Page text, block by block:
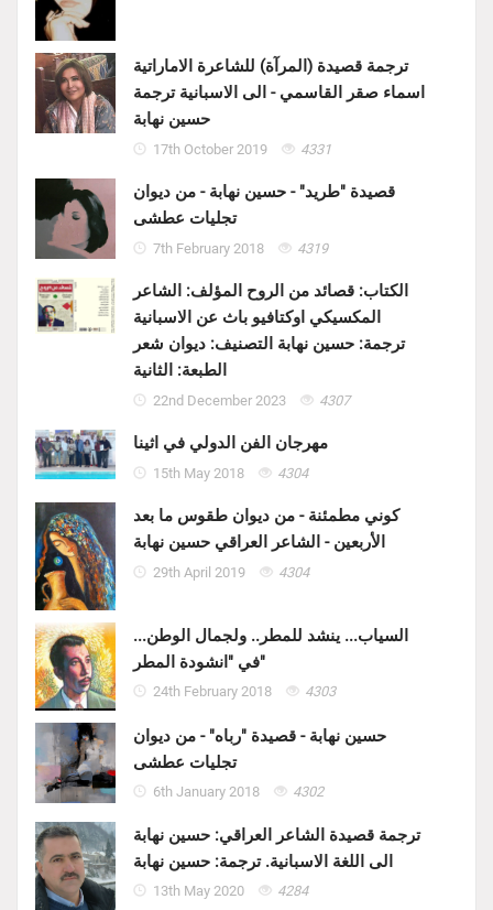
ترجمة قصيدة (المرآة) للشاعرة الاماراتية
اسماء صقر القاسمي - الى الاسبانية ترجمة
حسين نهابة
17th October 2019 4331
قصيدة "طريد" - حسين نهابة - من ديوان
تجليات عطشى
7th February 2018 4319
الكتاب: قصائد من الروح المؤلف: الشاعر
المكسيكي اوكتافيو باث عن الاسبانية
ترجمة: حسين نهابة التصنيف: ديوان شعر
الطبعة: الثانية
22nd December 2023 4307
مهرجان الفن الدولي في اثينا
15th May 2018 4304
كوني مطمئنة - من ديوان طقوس ما بعد
الأربعين - الشاعر العراقي حسين نهابة
29th April 2019 4304
السياب... ينشد للمطر.. ولجمال الوطن...
في "انشودة المطر"
24th February 2018 4303
حسين نهابة - قصيدة "رباه" - من ديوان
تجليات عطشى
6th January 2018 4302
ترجمة قصيدة الشاعر العراقي: حسين نهابة
الى اللغة الاسبانية. ترجمة: حسين نهابة
13th May 2020 4284